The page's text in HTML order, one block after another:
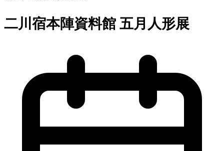
二川宿本陣資料館 五月人形展